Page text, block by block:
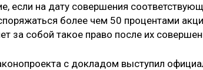
если на дату совершения
более чем 50 процентами
за собой такое право после их
с докладом выступил